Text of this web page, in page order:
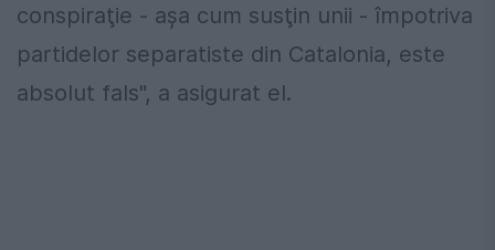
conspiraţie - aşa cum susţin unii - împotriva
partidelor separatiste din Catalonia, este
absolut fals", a asigurat el.